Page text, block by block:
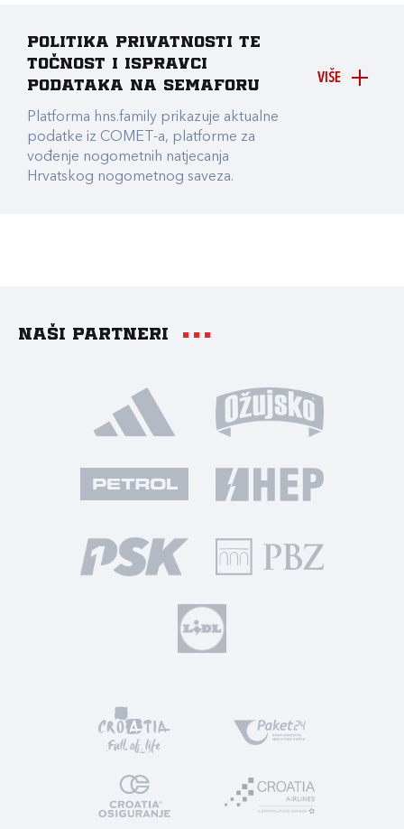
VIŠE
Politika privatnosti te
točnost i ispravci
podataka na Semaforu
Platforma hns.family prikazuje aktualne
podatke iz COMET-a, platforme za
vođenje nogometnih natjecanja
Hrvatskog nogometnog saveza.
Naši partneri